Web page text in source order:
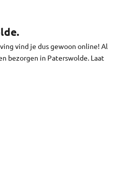
worden vandaag bezorgd in
vind je dus gewoon online! Al
bezorgen in Paterswolde. Laat